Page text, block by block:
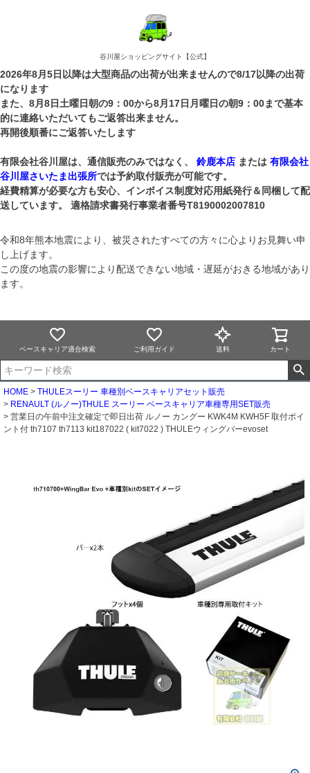
谷川屋ショッピングサイト【公式】
2026年8月5日以降は大型商品の出荷が出来ませんので8/17以降の出荷
になります
また、8月8日土曜日朝の9：00から8月17日月曜日の朝9：00まで基本
的に連絡いただいてもご返答出来ません。
再開後順番にご返答いたします
有限会社谷川屋は、通信販売のみではなく、 鈴鹿本店 または 有限会社
谷川屋さいたま出張所では予約取付販売が可能です。
経費精算が必要な方も安心、インボイス制度対応用紙発行＆同梱して配
送しています。 適格請求書発行事業者番号T8190002007810
令和8年熊本地震により、被災されたすべての方々に心よりお見舞い申
し上げます。
この度の地震の影響により配送できない地域・遅延がおきる地域があり
ます。
ベースキャリア適合検索 ご利用ガイド 送料 カート
HOME
THULEスーリー 車種別ベースキャリアセット販売
RENAULT (ルノー)THULE スーリー ベースキャリア車種専用SET販売
営業日の午前中注文確定で即日出荷 ルノー カングー KWK4M KWH5F 取付ポイ
ント付 th7107 th7113 kit187022 ( kit7022 ) THULEウィングバーevoset